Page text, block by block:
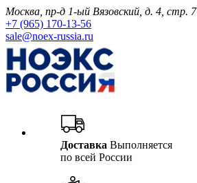
Москва, пр-д 1-ый Вязовский, д. 4, стр. 7
+7 (965) 170-13-56
sale@noex-russia.ru
Доставка Выполняется
по всей России